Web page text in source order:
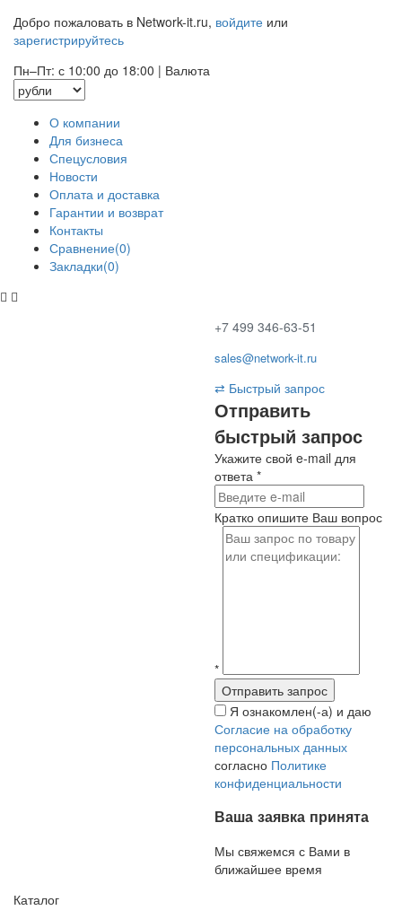
Добро пожаловать в Network-it.ru, войдите или
зарегистрируйтесь
Пн–Пт: с 10:00 до 18:00 | Валюта
О компании
Для бизнеса
Спецусловия
Новости
Оплата и доставка
Гарантии и возврат
Контакты
Сравнение(0)
Закладки(0)
+7 499 346-63-51
sales@network-it.ru
⇄ Быстрый запрос
Отправить
быстрый запрос
Укажите свой e-mail для
ответа *
Кратко опишите Ваш вопрос
*
Я ознакомлен(-а) и даю
Согласие на обработку
персональных данных
согласно Политике
конфиденциальности
Ваша заявка принята
Мы свяжемся с Вами в
ближайшее время
Каталог